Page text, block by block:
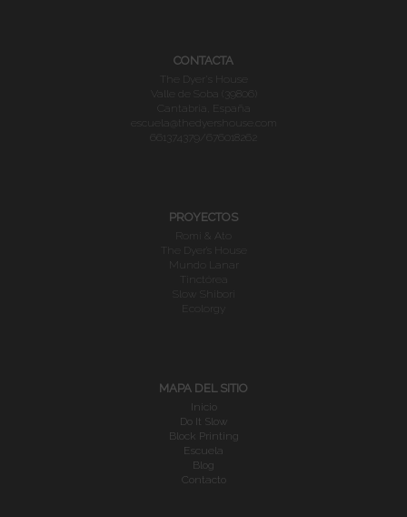
CONTACTA
The Dyer's House
Valle de Soba (39806)
Cantabria, España
escuela@thedyershouse.com
661374379/676018262
PROYECTOS
Romi & Ato
The Dyer’s House
Mundo Lanar
Tinctórea
Slow Shibori
Ecolorgy
MAPA DEL SITIO
Inicio
Do It Slow
Block Printing
Escuela
Blog
Contacto